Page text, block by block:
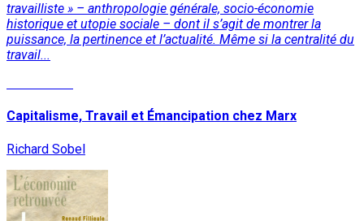
travailliste » – anthropologie générale, socio-économie
historique et utopie sociale – dont il s’agit de montrer la
puissance, la pertinence et l’actualité. Même si la centralité du
travail...
Capitalisme, Travail et Émancipation chez Marx
Richard Sobel